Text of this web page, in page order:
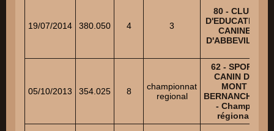
19/07/2014 380.050 4 3
80 - CLUB
D'EDUCATION
CANINE
D'ABBEVILLE
05/10/2013 354.025 8
championnat
regional
62 - SPORT
CANIN DE
MONT
BERNANCHON
- Champ.
régional